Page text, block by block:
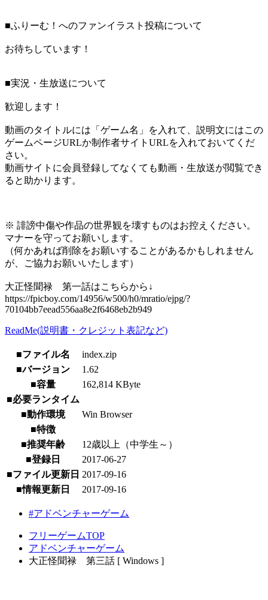
■ふりーむ！へのファンイラスト投稿について
お待ちしています！
■実況・生放送について
歓迎します！
動画のタイトルには「ゲーム名」を入れて、説明文にはこの
ゲームページURLか制作者サイトURLを入れておいてくだ
さい。
動画サイトに会員登録してなくても動画・生放送が閲覧でき
ると助かります。
※ 誹謗中傷や作品の世界観を壊すものはお控えください。
マナーを守ってお願いします。
（何かあれば削除をお願いすることがあるかもしれません
が、ご協力お願いいたします）
大正怪聞禄 第一話はこちらから↓
https://fpicboy.com/14956/w500/h0/mratio/ejpg/?
70104bb7eead556aa8e2f6468eb2b949
ReadMe(説明書・クレジット表記など)
■ファイル名
index.zip
■バージョン
1.62
■容量
162,814 KByte
■必要ランタイム
■動作環境
Win Browser
■特徴
■推奨年齢
12歳以上（中学生～）
■登録日
2017-06-27
■ファイル更新日 2017-09-16
■情報更新日
2017-09-16
#アドベンチャーゲーム
フリーゲームTOP
アドベンチャーゲーム
大正怪聞禄 第三話 [ Windows ]